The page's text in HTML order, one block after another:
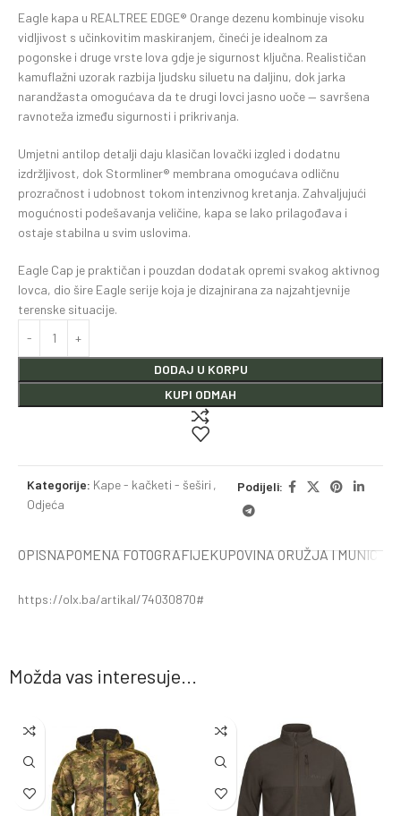
Eagle kapa u REALTREE EDGE® Orange dezenu kombinuje visoku
vidljivost s učinkovitim maskiranjem, čineći je idealnom za
pogonske i druge vrste lova gdje je sigurnost ključna. Realističan
kamuflažni uzorak razbija ljudsku siluetu na daljinu, dok jarka
narandžasta omogućava da te drugi lovci jasno uoče — savršena
ravnoteža između sigurnosti i prikrivanja.
Umjetni antilop detalji daju klasičan lovački izgled i dodatnu
izdržljivost, dok Stormliner® membrana omogućava odličnu
prozračnost i udobnost tokom intenzivnog kretanja. Zahvaljujući
mogućnosti podešavanja veličine, kapa se lako prilagođava i
ostaje stabilna u svim uslovima.
Eagle Cap je praktičan i pouzdan dodatak opremi svakog aktivnog
lovca, dio šire Eagle serije koja je dizajnirana za najzahtjevnije
terenske situacije.
DODAJ U KORPU
KUPI ODMAH
Kategorije: Kape - kačketi - šeširi ,
Odjeća
Podijeli:
OPISNAPOMENA FOTOGRAFIJEKUPOVINA ORUŽJA I MUNICIJE
https://olx.ba/artikal/74030870#
Možda vas interesuje...